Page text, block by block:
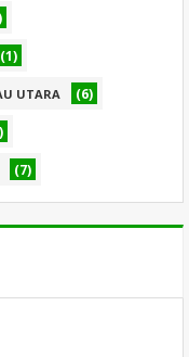
(1)
UTARA (6)
(7)